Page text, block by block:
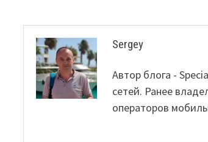
Sergey
Автор блога -
сетей. Ранее
операторов